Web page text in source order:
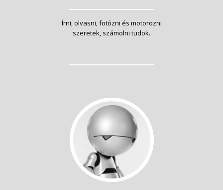
Írni, olvasni, fotózni és motorozni
szeretek, számolni tudok.